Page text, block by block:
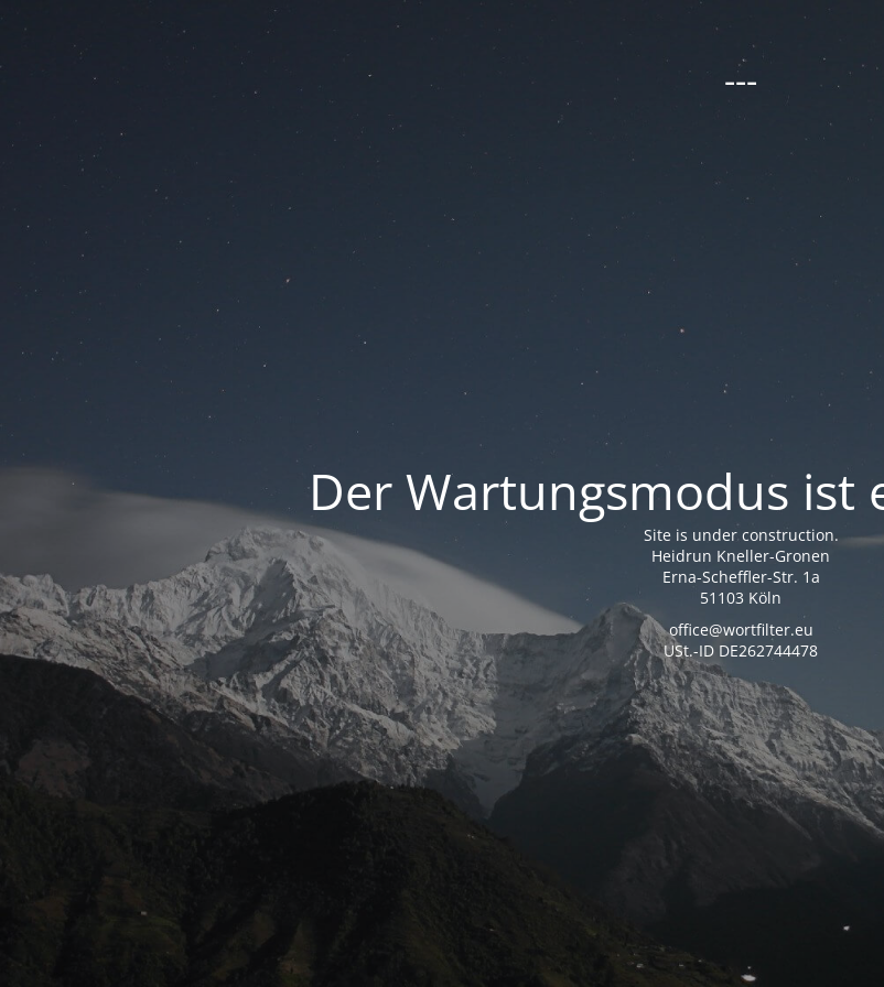
---
Der Wartungsmodus ist
Site is under construction.
Heidrun Kneller-Gronen
Erna-Scheffler-Str. 1a
51103 Köln
office@wortfilter.eu
USt.-ID DE262744478